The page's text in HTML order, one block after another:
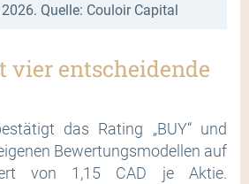
Quelle: Couloir Capital
vier entscheidende
das Rating „BUY“ und
Bewertungsmodellen auf
von 1,15 CAD je Aktie.